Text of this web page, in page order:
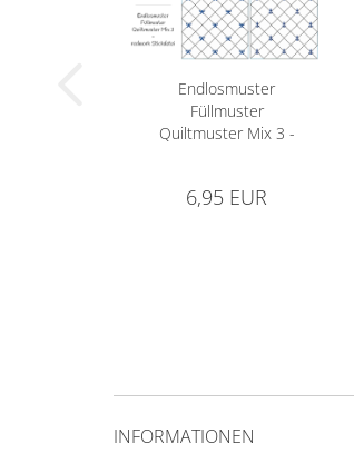
Endlosmuster
Füllmuster
Quiltmuster Mix 3 -
6,95 EUR
INFORMATIONEN